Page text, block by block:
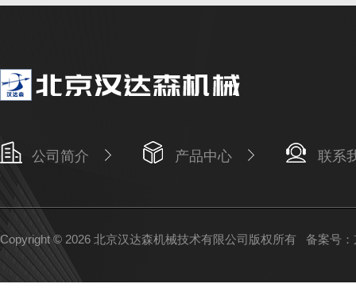
公司简介 产品中心 联系
Copyright © 2026 北京汉达森机械技术有限公司版权所有 备案号：